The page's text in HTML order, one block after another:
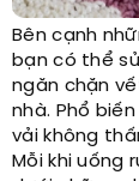
Bên cạnh
bạn có thể
ngăn chặn
nhà. Phổ
vải không
Mỗi khi uống